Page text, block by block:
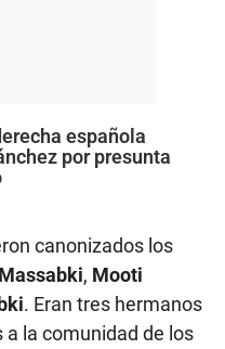
española
por presunta
canonizados los
, Mooti
. Eran tres hermanos
la comunidad de los